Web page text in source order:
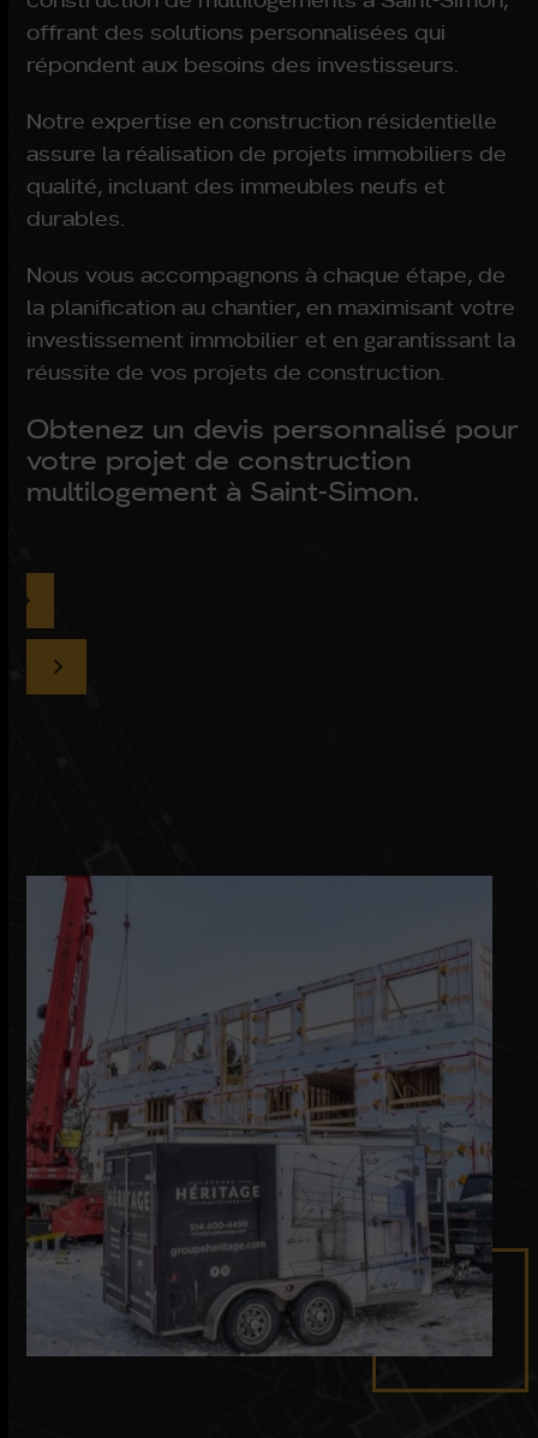
offrant des solutions personnalisées qui
répondent aux besoins des investisseurs.
Notre expertise en construction résidentielle
assure la réalisation de projets immobiliers de
qualité, incluant des immeubles neufs et
durables.
Nous vous accompagnons à chaque étape, de
la planification au chantier, en maximisant votre
investissement immobilier et en garantissant la
réussite de vos projets de construction.
Obtenez un devis personnalisé pour
votre projet de construction
multilogement à Saint-Simon.